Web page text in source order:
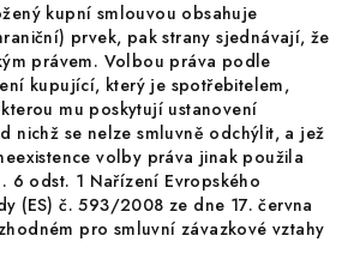
kupní smlouvou obsahuje
prvek, pak strany sjednávají, že
právem. Volbou práva podle
kupující, který je spotřebitelem,
mu poskytují ustanovení
nichž se nelze smluvně odchýlit, a jež
volby práva jinak použila
6 odst. 1 Nařízení Evropského
(ES) č. 593/2008 ze dne 17. června
pro smluvní závazkové vztahy